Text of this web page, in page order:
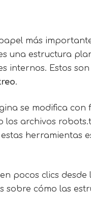
más
una estructura
internos. Estos
.
se modifica con
los archivos
herramientas
pocos clics desde
cómo las